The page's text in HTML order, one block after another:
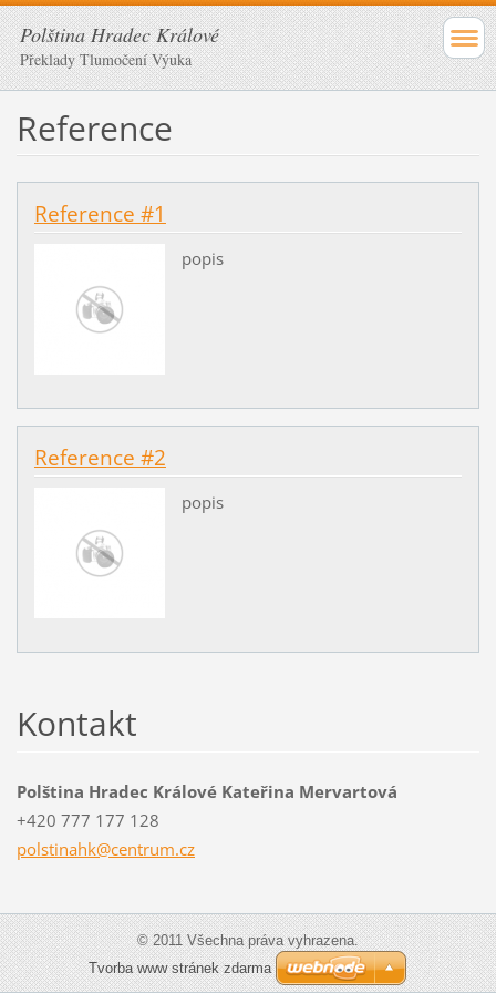
Polština Hradec Králové
Překlady Tlumočení Výuka
Reference
Reference #1
popis
Reference #2
popis
Kontakt
Polština Hradec Králové Kateřina Mervartová
+420 777 177 128
polstinahk@centrum.cz
© 2011 Všechna práva vyhrazena.
Tvorba www stránek zdarma